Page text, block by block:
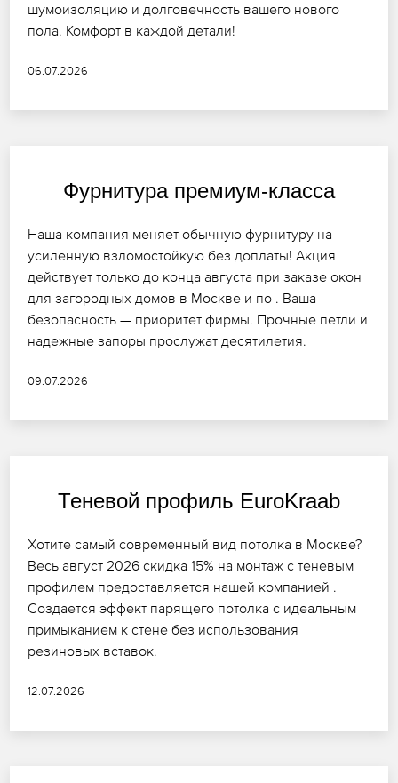
шумоизоляцию и долговечность вашего нового
пола. Комфорт в каждой детали!
06.07.2026
Фурнитура премиум-класса
Наша компания меняет обычную фурнитуру на
усиленную взломостойкую без доплаты! Акция
действует только до конца августа при заказе окон
для загородных домов в Москве и по . Ваша
безопасность — приоритет фирмы. Прочные петли и
надежные запоры прослужат десятилетия.
09.07.2026
Теневой профиль EuroKraab
Хотите самый современный вид потолка в Москве?
Весь август 2026 скидка 15% на монтаж с теневым
профилем предоставляется нашей компанией .
Создается эффект парящего потолка с идеальным
примыканием к стене без использования
резиновых вставок.
12.07.2026